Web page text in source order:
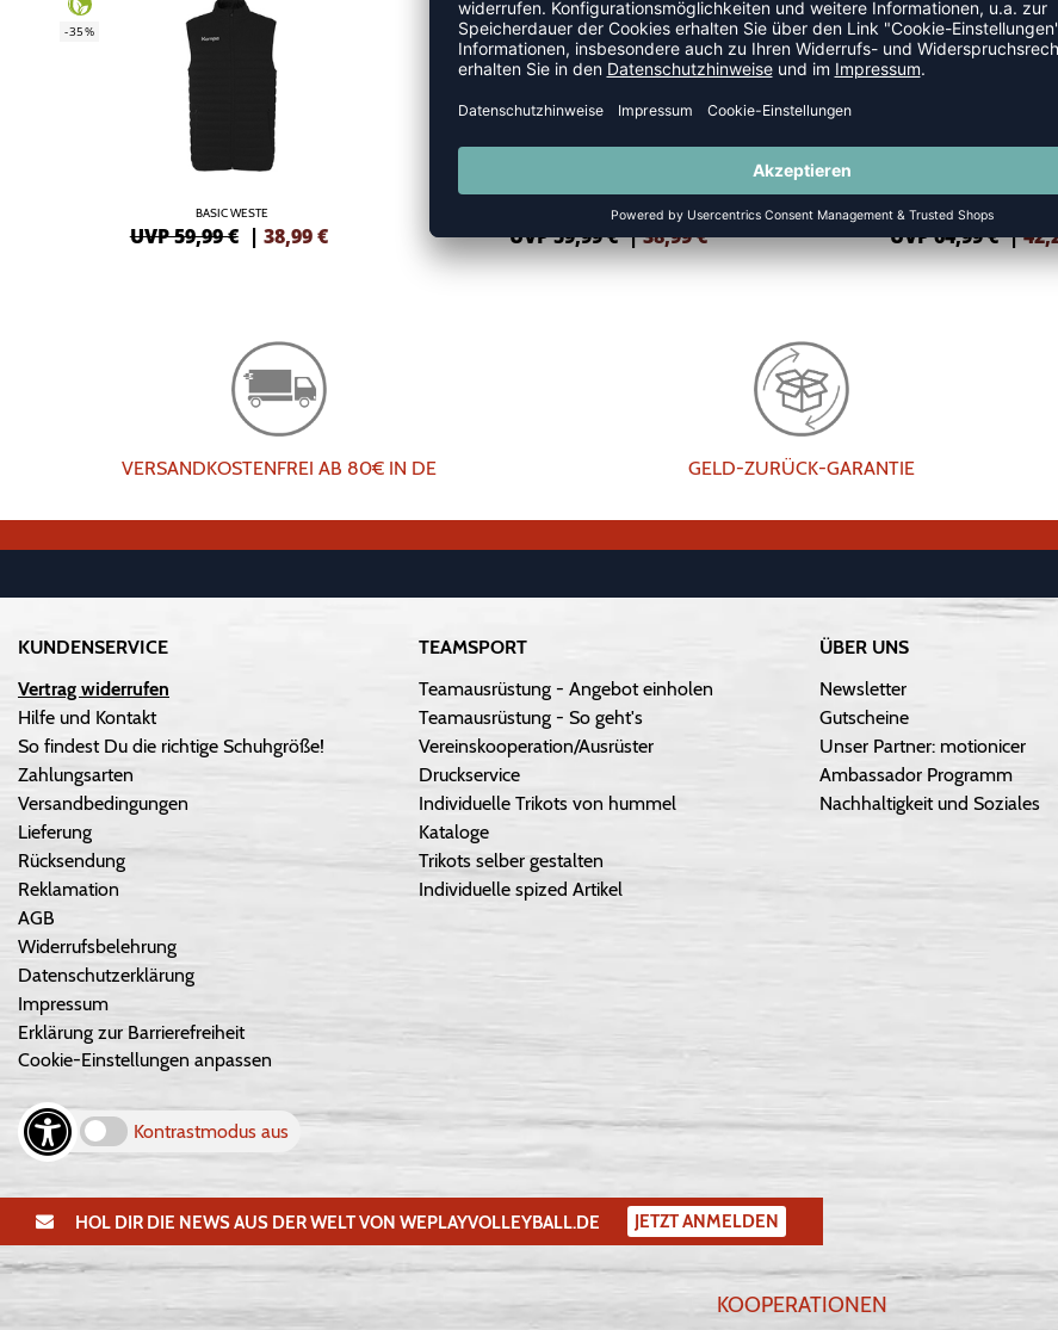
-35%
BASIC WESTE
UVP 59,99 € | 38,99€
-35%
BASIC WESTE
UVP 59,99 € |38,99€
-35%
BASIC WESTE DAMEN
UVP 64,99 € |
VERSANDKOSTENFREI AB 80€ IN DE GELD-ZURÜCK-GARANTIE
KUNDENSERVICE
Vertrag widerrufen
Hilfe und Kontakt
So findest Du die richtige Schuhgröße!
Zahlungsarten
Versandbedingungen
Lieferung
Rücksendung
Reklamation
AGB
Widerrufsbelehrung
Datenschutzerklärung
Impressum
Erklärung zur Barrierefreiheit
Cookie-Einstellungen anpassen
Kontrastmodus aus
TEAMSPORT
Teamausrüstung - Angebot einholen
Teamausrüstung - So geht's
Vereinskooperation/Ausrüster
Druckservice
Individuelle Trikots von hummel
Kataloge
Trikots selber gestalten
Individuelle spized Artikel
ÜBER UNS
Newsletter
Gutscheine
Unser Partner: motionicer
Ambassador Programm
Nachhaltigkeit und Soziales
HOL DIR DIE NEWS AUS DER WELT VON WEPLAYVOLLEYBALL.DE JETZT ANMELDEN
KOOPERATIONEN